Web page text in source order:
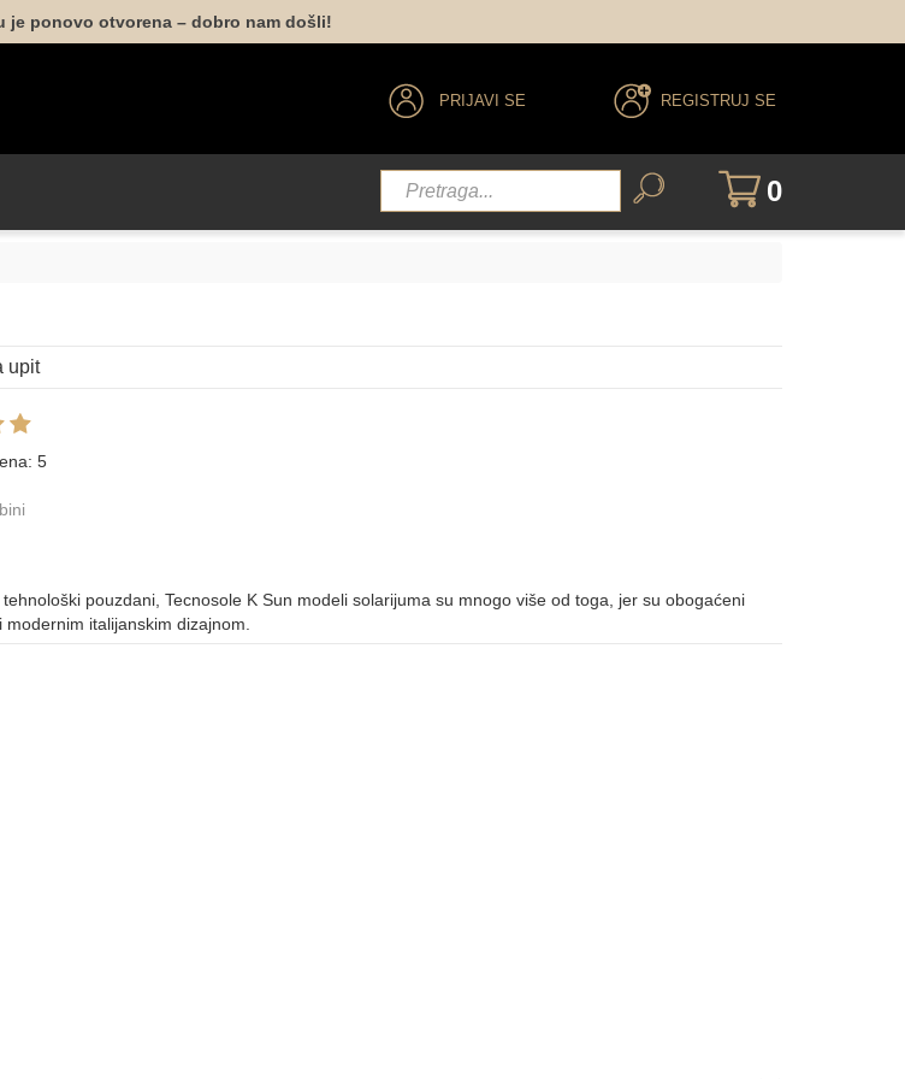
je ponovo otvorena – dobro nam došli!
PRIJAVI SE REGISTRUJ SE
0
upit
5
pouzdani, Tecnosole K Sun modeli solarijuma su mnogo više od toga, jer su obogaćeni
modernim italijanskim dizajnom.